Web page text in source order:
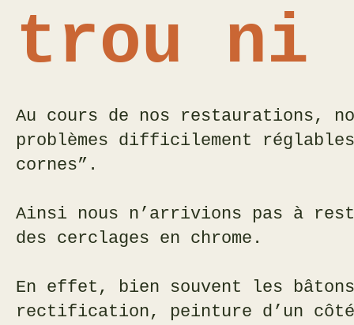
trou ni
Au cours de nos restaurations,
problèmes difficilement
cornes”.
Ainsi nous n’arrivions pas à
des cerclages en chrome.
En effet, bien souvent les
rectification, peinture d’un